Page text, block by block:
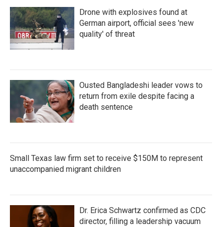
Drone with explosives found at
German airport, official sees 'new
quality' of threat
Ousted Bangladeshi leader vows to
return from exile despite facing a
death sentence
Small Texas law firm set to receive $150M to represent
unaccompanied migrant children
Dr. Erica Schwartz confirmed as CDC
director, filling a leadership vacuum